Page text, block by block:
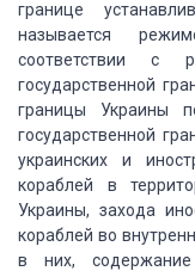
границе
называется
соответствии с
государственной
границы Украины
государственной
украинских и
кораблей в
Украины, захода
кораблей во
в них, содержание